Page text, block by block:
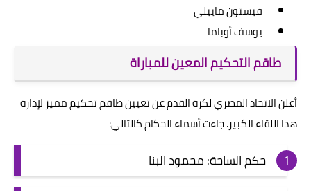
فيستون ماييلي
يوسف أوباما
طاقم التحكيم المعين للمباراة
أعلن الاتحاد المصري لكرة القدم عن تعيين طاقم تحكيم مميز لإدارة
هذا اللقاء الكبير. جاءت أسماء الحكام كالتالي:
حكم الساحة: محمود البنا